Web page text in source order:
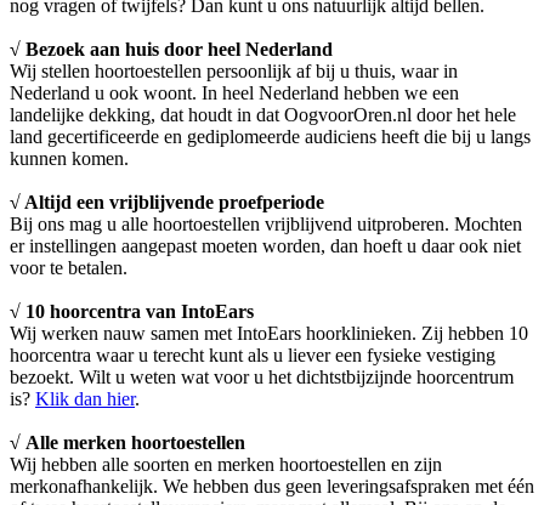
nog vragen of twijfels? Dan kunt u ons natuurlijk altijd bellen.
√ Bezoek aan huis door heel Nederland
Wij stellen hoortoestellen persoonlijk af bij u thuis, waar in
Nederland u ook woont. In heel Nederland hebben we een
landelijke dekking, dat houdt in dat OogvoorOren.nl door het hele
land gecertificeerde en gediplomeerde audiciens heeft die bij u langs
kunnen komen.
√ Altijd een vrijblijvende proefperiode
Bij ons mag u alle hoortoestellen vrijblijvend uitproberen. Mochten
er instellingen aangepast moeten worden, dan hoeft u daar ook niet
voor te betalen.
√ 10 hoorcentra van IntoEars
Wij werken nauw samen met IntoEars hoorklinieken. Zij hebben 10
hoorcentra waar u terecht kunt als u liever een fysieke vestiging
bezoekt. Wilt u weten wat voor u het dichtstbijzijnde hoorcentrum
is? Klik dan hier.
√ Alle merken hoortoestellen
Wij hebben alle soorten en merken hoortoestellen en zijn
merkonafhankelijk. We hebben dus geen leveringsafspraken met één